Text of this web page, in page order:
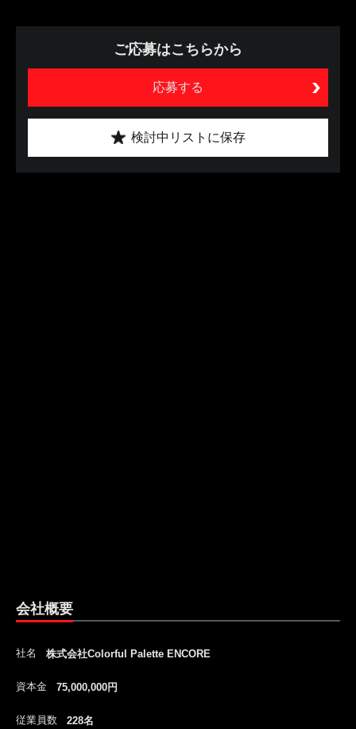
ご応募はこちらから
応募する
検討中リストに保存
会社概要
社名 株式会社Colorful Palette ENCORE
資本金 75,000,000円
従業員数 228名